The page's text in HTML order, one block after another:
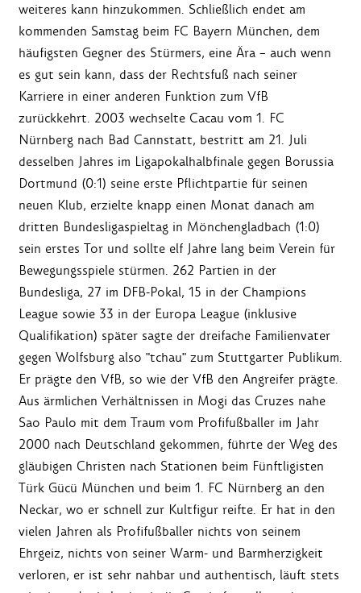
weiteres kann hinzukommen. Schließlich endet am
kommenden Samstag beim FC Bayern München, dem
häufigsten Gegner des Stürmers, eine Ära – auch wenn
es gut sein kann, dass der Rechtsfuß nach seiner
Karriere in einer anderen Funktion zum VfB
zurückkehrt. 2003 wechselte Cacau vom 1. FC
Nürnberg nach Bad Cannstatt, bestritt am 21. Juli
desselben Jahres im Ligapokalhalbfinale gegen Borussia
Dortmund (0:1) seine erste Pflichtpartie für seinen
neuen Klub, erzielte knapp einen Monat danach am
dritten Bundesligaspieltag in Mönchengladbach (1:0)
sein erstes Tor und sollte elf Jahre lang beim Verein für
Bewegungsspiele stürmen. 262 Partien in der
Bundesliga, 27 im DFB-Pokal, 15 in der Champions
League sowie 33 in der Europa League (inklusive
Qualifikation) später sagte der dreifache Familienvater
gegen Wolfsburg also "tchau" zum Stuttgarter Publikum.
Er prägte den VfB, so wie der VfB den Angreifer prägte.
Aus ärmlichen Verhältnissen in Mogi das Cruzes nahe
Sao Paulo mit dem Traum vom Profifußballer im Jahr
2000 nach Deutschland gekommen, führte der Weg des
gläubigen Christen nach Stationen beim Fünftligisten
Türk Gücü München und beim 1. FC Nürnberg an den
Neckar, wo er schnell zur Kultfigur reifte. Er hat in den
vielen Jahren als Profifußballer nichts von seinem
Ehrgeiz, nichts von seiner Warm- und Barmherzigkeit
verloren, er ist sehr nahbar und authentisch, läuft stets